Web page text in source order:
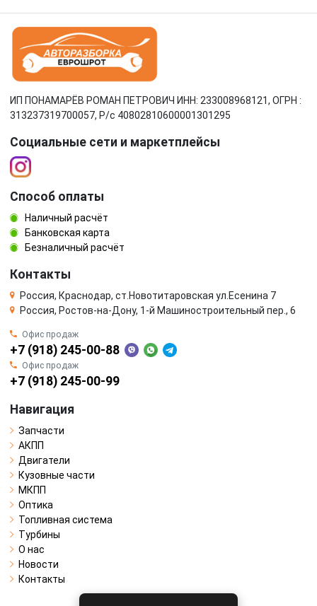
ИП ПОНАМАРЁВ РОМАН ПЕТРОВИЧ ИНН: 233008968121, ОГРН :
313237319700057, Р/c 40802810600001301295
Социальные сети и маркетплейсы
Способ оплаты
Наличный расчёт
Банковская карта
Безналичный расчёт
Контакты
Россия, Краснодар, ст.Новотитаровская ул.Есенина 7
Россия, Ростов-на-Дону, 1-й Машиностроительный пер., 6
Офис продаж
+7 (918) 245-00-88
Офис продаж
+7 (918) 245-00-99
Навигация
Запчасти
АКПП
Двигатели
Кузовные части
МКПП
Оптика
Топливная система
Турбины
О нас
Новости
Контакты